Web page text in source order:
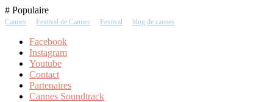
Skip
To
# Populaire
Cannes Festival de Cannes Festival blog de cannes
Facebook
Instagram
Youtube
Contact
Partenaires
Cannes Soundtrack